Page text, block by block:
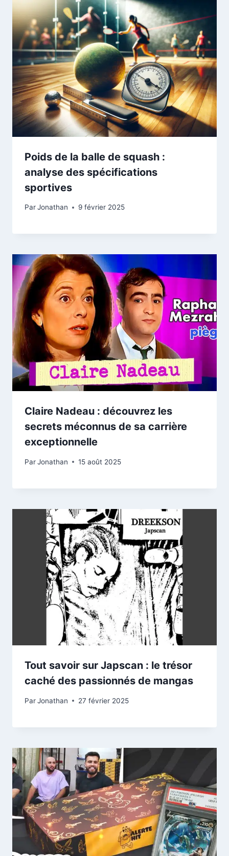
Poids de la balle de squash :
analyse des spécifications
sportives
ParJonathan 9 février 2025
Claire Nadeau : découvrez les
secrets méconnus de sa carrière
exceptionnelle
ParJonathan 15 août 2025
Tout savoir sur Japscan : le trésor
caché des passionnés de mangas
ParJonathan 27 février 2025